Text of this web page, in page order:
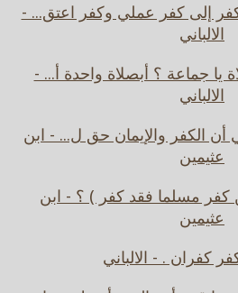
إلى كفر عملي وكفر اعتق... -
الالباني
يا جماعة ؟ أبصلاة واحدة أ... -
الالباني
أن الكفر والإيمان حق ل... - ابن
عثيمين
مسلما فقد كفر ) ؟ - ابن
عثيمين
كفران . - الالباني